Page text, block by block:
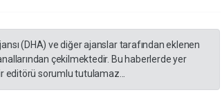
(DHA) ve diğer ajanslar tarafından eklenen
çekilmektedir. Bu haberlerde yer
sorumlu tutulamaz...